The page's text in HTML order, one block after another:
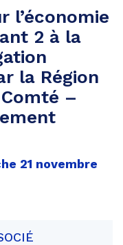
l’économie
2 à la
la Région
–
21 novembre